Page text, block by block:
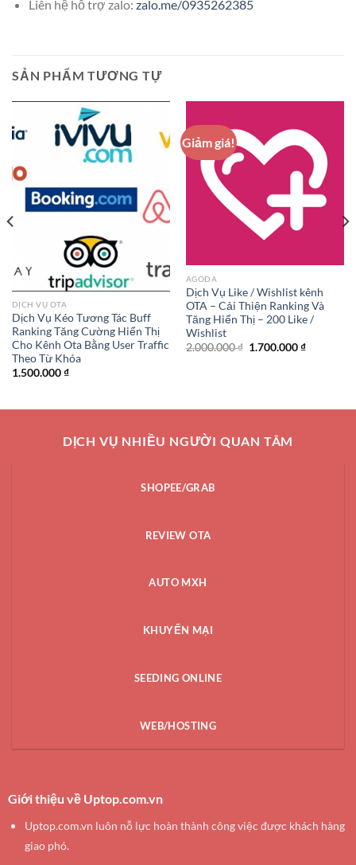
Liên hệ hỗ trợ zalo: zalo.me/0935262385
SẢN PHẨM TƯƠNG TỰ
DỊCH VỤ OTA
Dịch Vụ Kéo Tương Tác Buff
Ranking Tăng Cường Hiển Thị
Cho Kênh Ota Bằng User Traffic
Theo Từ Khóa
1.500.000₫
Giảm giá!
AGODA
Dịch Vụ Like / Wishlist kênh
OTA – Cải Thiện Ranking Và
Tăng Hiển Thị – 200 Like /
Wishlist
2.000.000₫ Giá
1.700.000₫Giá
DỊCH VỤ NHIỀU NGƯỜI QUAN TÂM
SHOPEE/GRAB
REVIEW OTA
AUTO MXH
KHUYẾN MẠI
SEEDING ONLINE
WEB/HOSTING
Giới thiệu về Uptop.com.vn
Uptop.com.vn luôn nỗ lực hoàn thành công việc được khách hàng
giao phó.